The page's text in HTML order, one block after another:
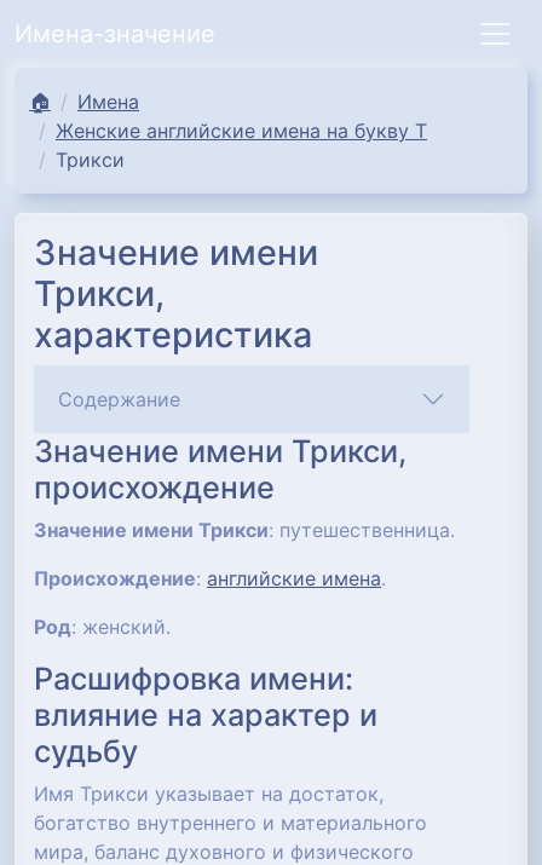
Имена-значение
🏠
Имена
Женские английские имена на букву Т
Трикси
Значение имени
Трикси,
характеристика
Содержание
Значение имени Трикси,
происхождение
Значение имени Трикси: путешественница.
Происхождение: английские имена.
Род: женский.
Расшифровка имени:
влияние на характер и
судьбу
Имя Трикси указывает на достаток,
богатство внутреннего и материального
мира, баланс духовного и физического